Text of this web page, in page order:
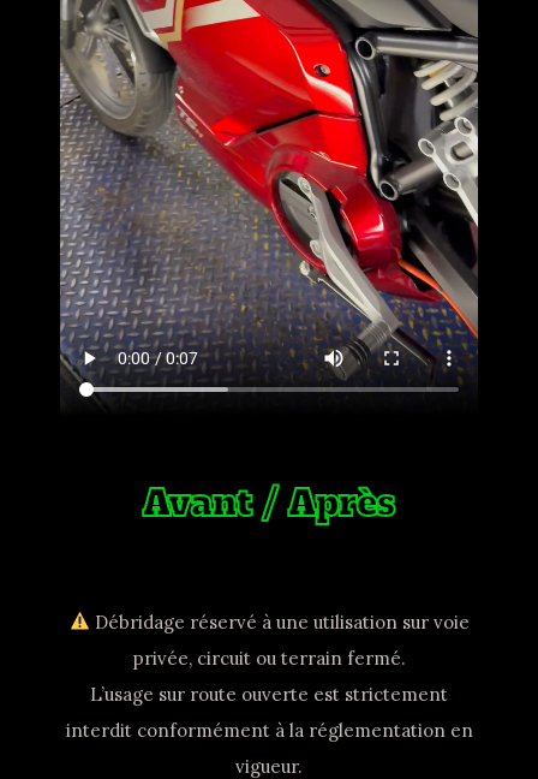
Avant / Après
Débridage réservé à une utilisation sur voie
privée, circuit ou terrain fermé.
L’usage sur route ouverte est strictement
interdit conformément à la réglementation en
vigueur.